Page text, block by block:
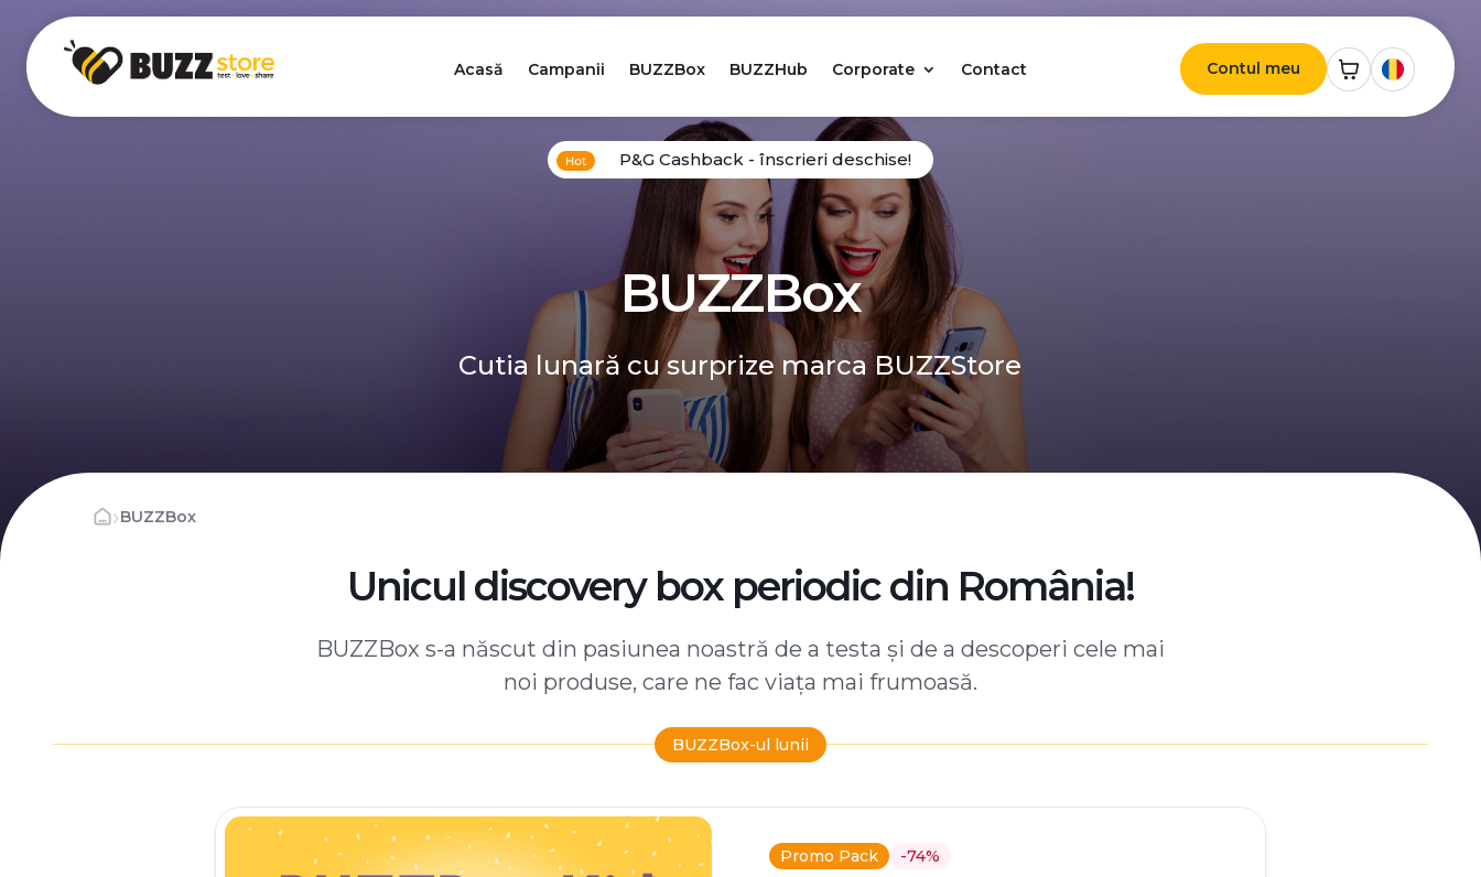
Acasă Campanii BUZZBox BUZZHub Corporate Contact Contul meu
P&G Cashback - înscrieri deschise!
BUZZBox
Cutia lunară cu surprize marca BUZZStore
›BUZZBox
Unicul discovery box periodic din România!
BUZZBox s-a născut din pasiunea noastră de a testa și de a descoperi cele mai
noi produse, care ne fac viața mai frumoasă.
BUZZBox-ul lunii
Promo Pack -74%